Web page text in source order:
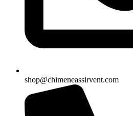
shop@chimeneassirvent.com